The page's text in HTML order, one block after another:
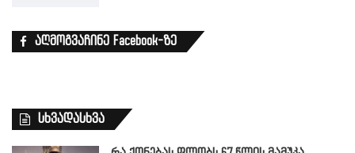
აღმოგვაჩინე Facebook-ზე
სხვადასხვა